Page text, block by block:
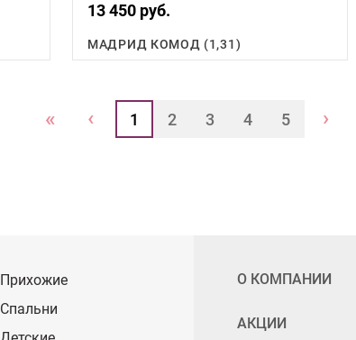
13 450 руб.
МАДРИД КОМОД (1,31)
« ‹ 1 2 3 4 5 ›
Прихожие
Спальни
О КОМПАНИИ
АКЦИИ